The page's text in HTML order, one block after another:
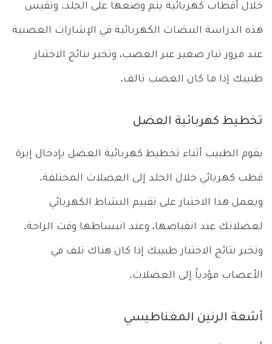
خلال أقطاب كهربائية يتم وضعها على الجلد. وتقيس
هذه الدراسة النبضات الكهربائية في الإشارات العصبية
عند مرور تيار صغير عبر العصب، وتخبر نتائج الاختبار
طبيبك إذا ما كان العصب تالف.
تخطيط كهربائية العضل
يقوم الطبيب أثناء تخطيط كهربائية العضل بإدخال إبرة
قطب كهربائي خلال الجلد إلى العضلات المختلفة.
ويعمل هذا الاختبار على تقييم النشاط الكهربائي
لعضلاتك عند انقباضها، وعند انبساطها وقت الراحة.
وتخبر نتائج الاختبار طبيبك إذا كان هناك تلف في
الأعصاب مؤدياً إلى العضلات.
أشعة الرنين المغناطيسي